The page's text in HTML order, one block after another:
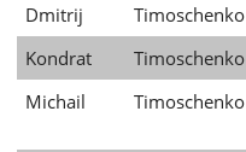
Dmitrij
Timoschenko
Kondrat
Timoschenko
Michail
Timoschenko